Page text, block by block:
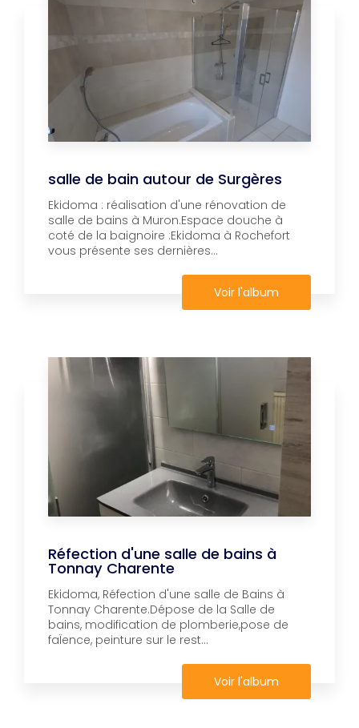
salle de bain autour de Surgères
Ekidoma : réalisation d'une rénovation de
salle de bains à Muron.Espace douche à
coté de la baignoire :Ekidoma à Rochefort
vous présente ses dernières...
Voir l'album
Réfection d'une salle de bains à
Tonnay Charente
Ekidoma, Réfection d'une salle de Bains à
Tonnay Charente.Dépose de la Salle de
bains, modification de plomberie,pose de
faÏence, peinture sur le rest...
Voir l'album